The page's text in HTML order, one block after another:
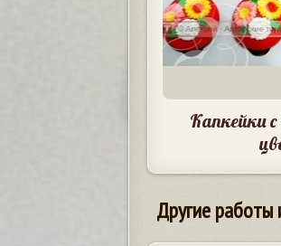
Капкейки
Другие работы